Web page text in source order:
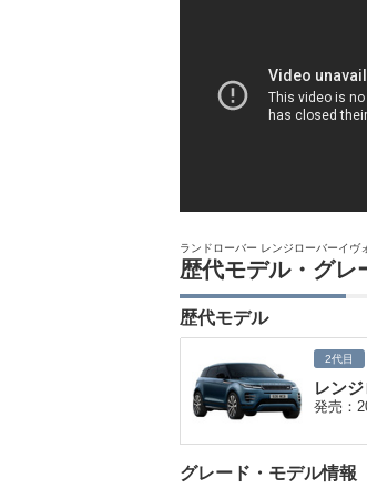
ランドローバー レンジローバーイヴ
歴代モデル・グレ
歴代モデル
2代目
レン
発売：
グレード・モデル情報